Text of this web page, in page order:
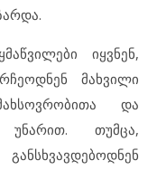
იყვნენ,
მახვილი
და
უნარით. თუმცა,